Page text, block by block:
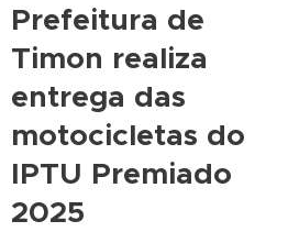
Prefeitura de
Timon realiza
entrega das
motocicletas do
IPTU Premiado
2025